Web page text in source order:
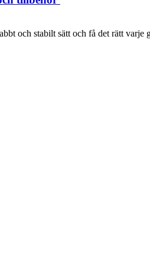
och stabilt sätt och få det rätt varje